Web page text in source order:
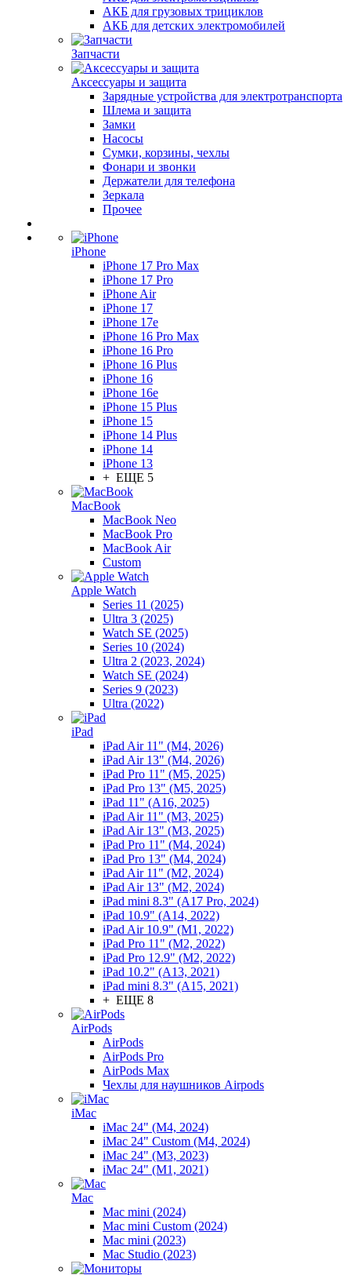
АКБ для грузовых трициклов
АКБ для детских электромобилей
Запчасти
Аксессуары и защита
Зарядные устройства для электротранспорта
Шлема и защита
Замки
Насосы
Сумки, корзины, чехлы
Фонари и звонки
Держатели для телефона
Зеркала
Прочее
iPhone
iPhone 17 Pro Max
iPhone 17 Pro
iPhone Air
iPhone 17
iPhone 17e
iPhone 16 Pro Max
iPhone 16 Pro
iPhone 16 Plus
iPhone 16
iPhone 16e
iPhone 15 Plus
iPhone 15
iPhone 14 Plus
iPhone 14
iPhone 13
+ ЕЩЕ 5
MacBook
MacBook Neo
MacBook Pro
MacBook Air
Custom
Apple Watch
Series 11 (2025)
Ultra 3 (2025)
Watch SE (2025)
Series 10 (2024)
Ultra 2 (2023, 2024)
Watch SE (2024)
Series 9 (2023)
Ultra (2022)
iPad
iPad Air 11" (M4, 2026)
iPad Air 13" (M4, 2026)
iPad Pro 11" (M5, 2025)
iPad Pro 13" (M5, 2025)
iPad 11" (A16, 2025)
iPad Air 11" (M3, 2025)
iPad Air 13" (M3, 2025)
iPad Pro 11" (M4, 2024)
iPad Pro 13" (M4, 2024)
iPad Air 11" (M2, 2024)
iPad Air 13" (M2, 2024)
iPad mini 8.3" (A17 Pro, 2024)
iPad 10.9" (A14, 2022)
iPad Air 10.9" (M1, 2022)
iPad Pro 11" (M2, 2022)
iPad Pro 12.9" (M2, 2022)
iPad 10.2" (A13, 2021)
iPad mini 8.3" (A15, 2021)
+ ЕЩЕ 8
AirPods
AirPods
AirPods Pro
AirPods Max
Чехлы для наушников Airpods
iMac
iMac 24" (M4, 2024)
iMac 24" Custom (M4, 2024)
iMac 24" (M3, 2023)
iMac 24" (M1, 2021)
Mac
Mac mini (2024)
Mac mini Custom (2024)
Mac mini (2023)
Mac Studio (2023)